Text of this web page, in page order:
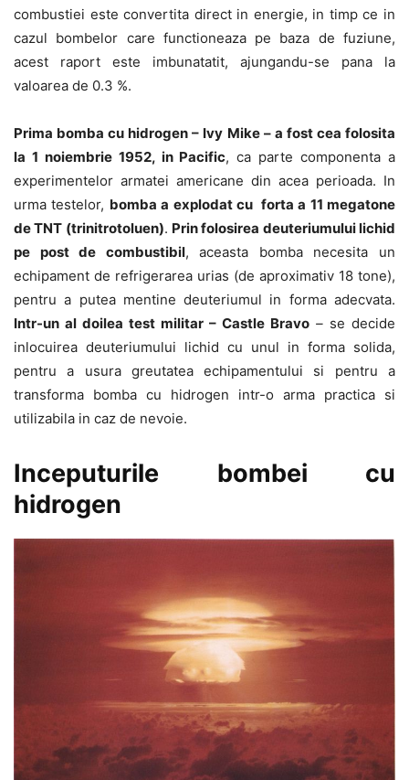
combustiei este convertita direct in energie, in timp ce in
cazul bombelor care functioneaza pe baza de fuziune,
acest raport este imbunatatit, ajungandu-se pana la
valoarea de 0.3 %.
Prima bomba cu hidrogen – Ivy Mike – a fost cea folosita
la 1 noiembrie 1952, in Pacific, ca parte componenta a
experimentelor armatei americane din acea perioada. In
urma testelor, bomba a explodat cu forta a 11 megatone
de TNT (trinitrotoluen). Prin folosirea deuteriumului lichid
pe post de combustibil, aceasta bomba necesita un
echipament de refrigerarea urias (de aproximativ 18 tone),
pentru a putea mentine deuteriumul in forma adecvata.
Intr-un al doilea test militar – Castle Bravo – se decide
inlocuirea deuteriumului lichid cu unul in forma solida,
pentru a usura greutatea echipamentului si pentru a
transforma bomba cu hidrogen intr-o arma practica si
utilizabila in caz de nevoie.
Inceputurile bombei cu
hidrogen